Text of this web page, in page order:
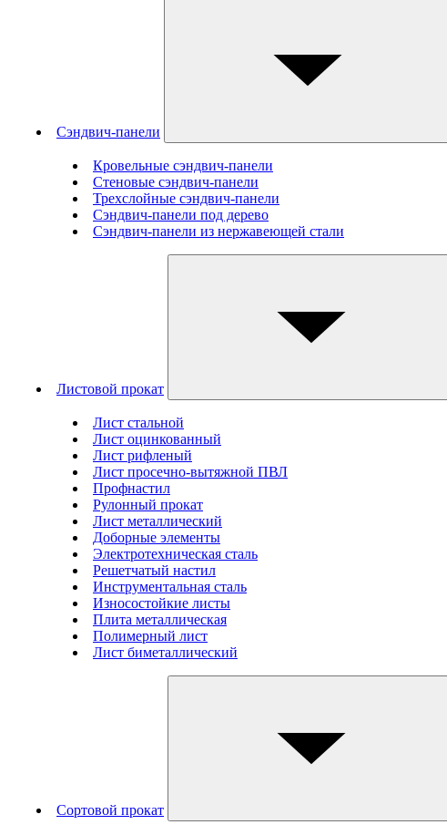
Сэндвич-панели
Кровельные сэндвич-панели
Стеновые cэндвич-панели
Трехслойные сэндвич-панели
Сэндвич-панели под дерево
Сэндвич-панели из нержавеющей стали
Листовой прокат
Лист стальной
Лист оцинкованный
Лист рифленый
Лист просечно-вытяжной ПВЛ
Профнастил
Рулонный прокат
Лист металлический
Доборные элементы
Электротехническая сталь
Решетчатый настил
Инструментальная сталь
Износостойкие листы
Плита металлическая
Полимерный лист
Лист биметаллический
Сортовой прокат